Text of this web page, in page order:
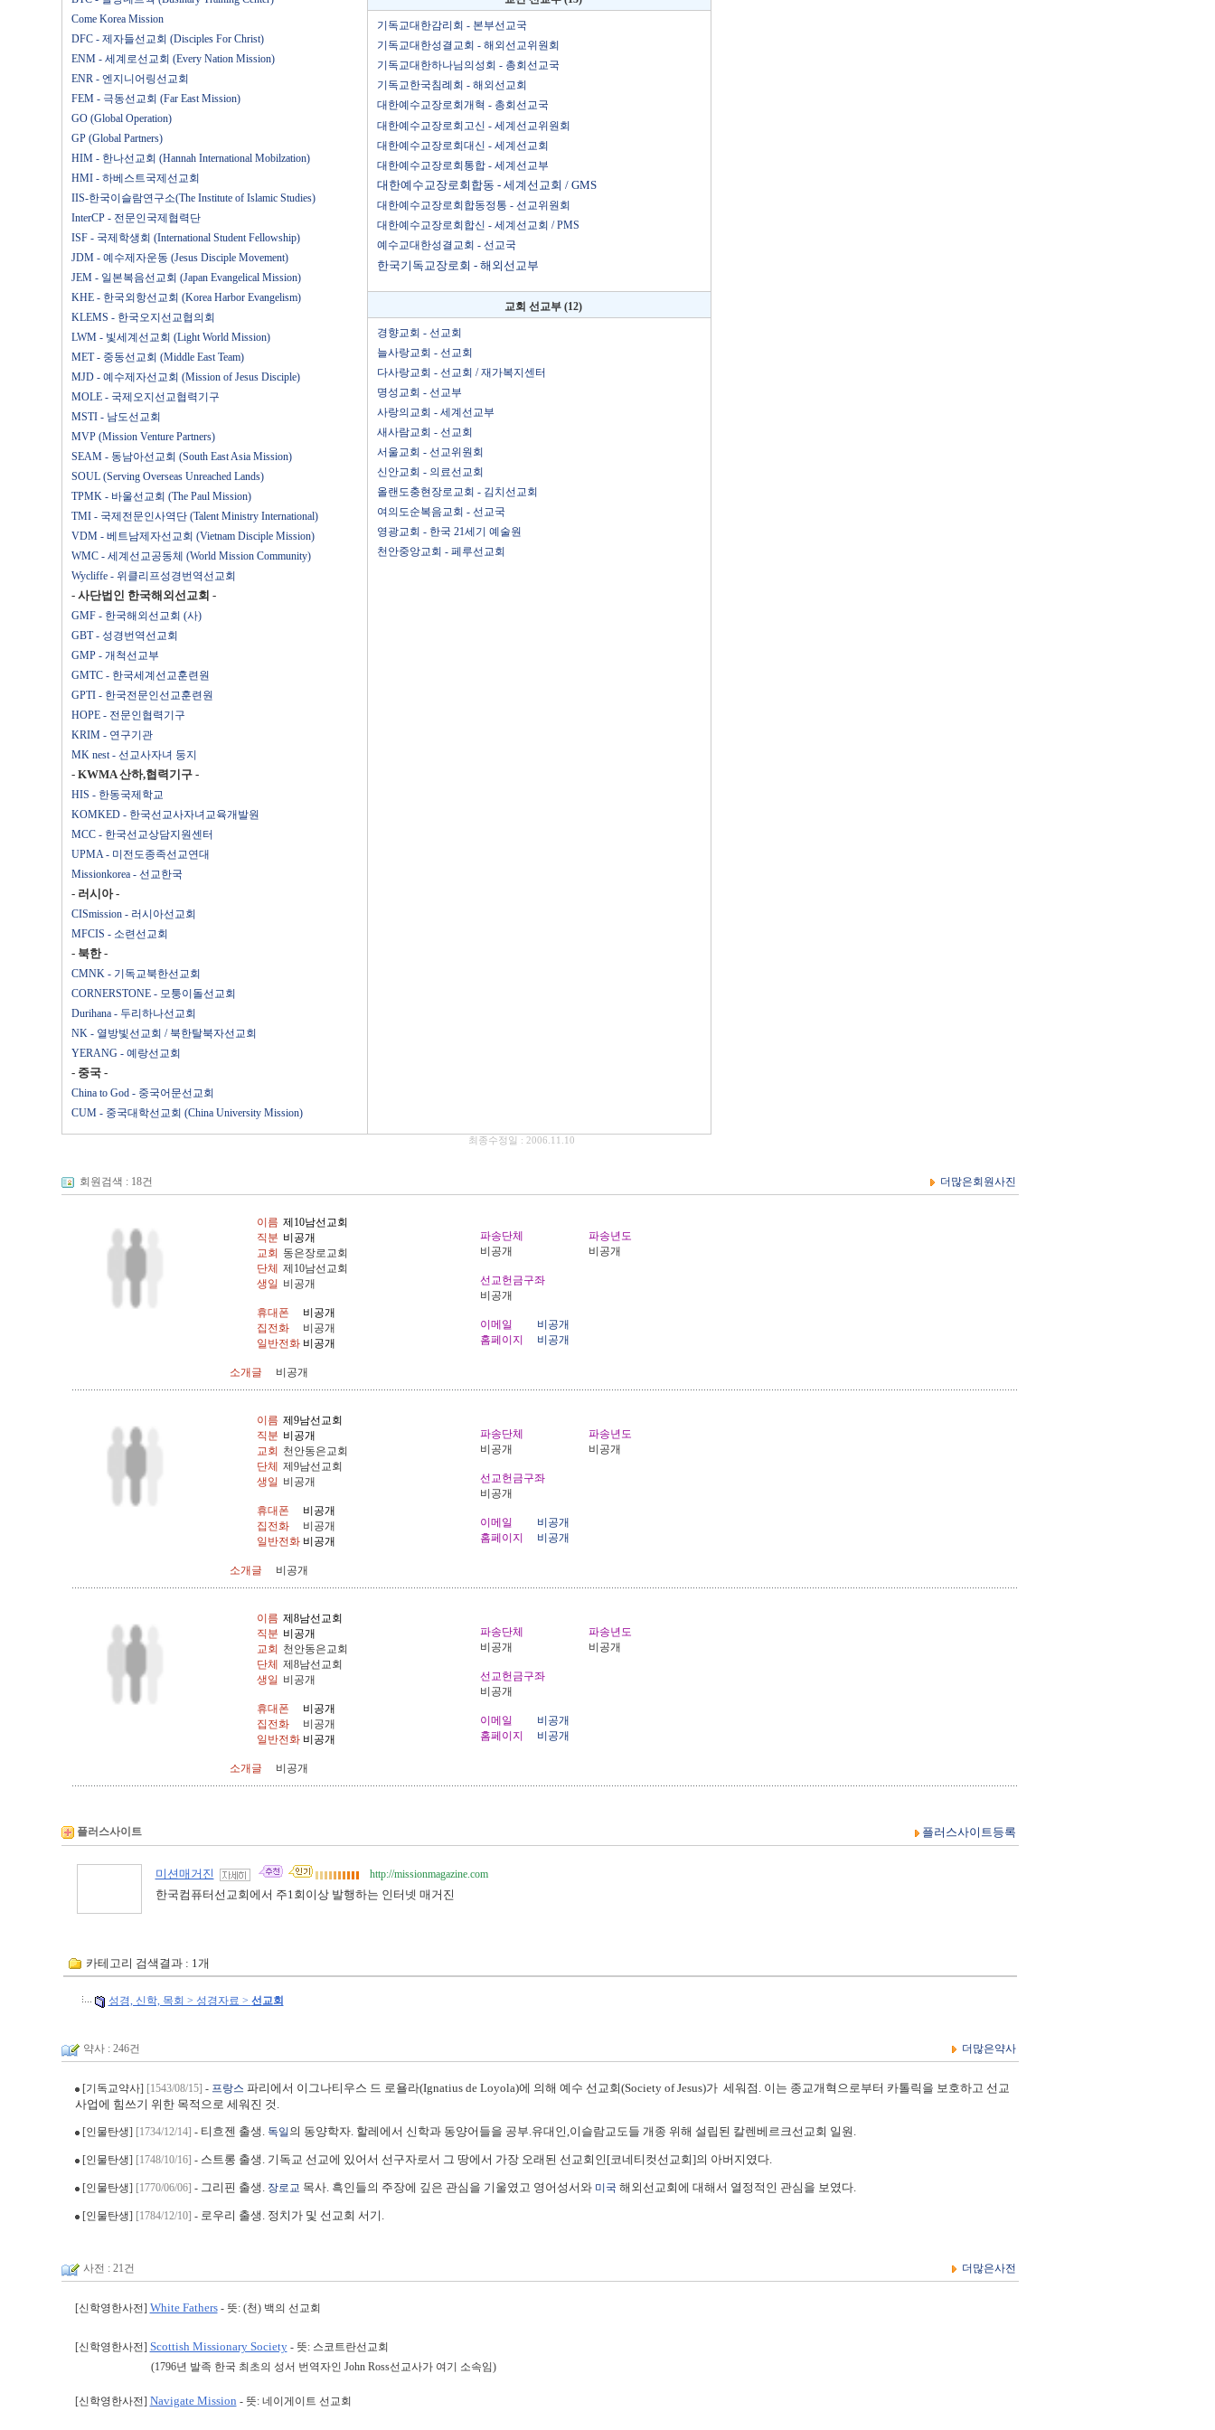
Come Korea Mission
DFC - 제자들선교회 (Disciples For Christ)
ENM - 세계로선교회 (Every Nation Mission)
ENR - 엔지니어링선교회
FEM - 극동선교회 (Far East Mission)
GO (Global Operation)
GP (Global Partners)
HIM - 한나선교회 (Hannah International Mobilzation)
HMI - 하베스트국제선교회
IIS-한국이슬람연구소(The Institute of Islamic Studies)
InterCP - 전문인국제협력단
ISF - 국제학생회 (International Student Fellowship)
JDM - 예수제자운동 (Jesus Disciple Movement)
JEM - 일본복음선교회 (Japan Evangelical Mission)
KHE - 한국외항선교회 (Korea Harbor Evangelism)
KLEMS - 한국오지선교협의회
LWM - 빛세계선교회 (Light World Mission)
MET - 중동선교회 (Middle East Team)
MJD - 예수제자선교회 (Mission of Jesus Disciple)
MOLE - 국제오지선교협력기구
MSTI - 남도선교회
MVP (Mission Venture Partners)
SEAM - 동남아선교회 (South East Asia Mission)
SOUL (Serving Overseas Unreached Lands)
TPMK - 바울선교회 (The Paul Mission)
TMI - 국제전문인사역단 (Talent Ministry International)
VDM - 베트남제자선교회 (Vietnam Disciple Mission)
WMC - 세계선교공동체 (World Mission Community)
Wycliffe - 위클리프성경번역선교회
- 사단법인 한국해외선교회 -
GMF - 한국해외선교회 (사)
GBT - 성경번역선교회
GMP - 개척선교부
GMTC - 한국세계선교훈련원
GPTI - 한국전문인선교훈련원
HOPE - 전문인협력기구
KRIM - 연구기관
MK nest - 선교사자녀 둥지
- KWMA 산하,협력기구 -
HIS - 한동국제학교
KOMKED - 한국선교사자녀교육개발원
MCC - 한국선교상담지원센터
UPMA - 미전도종족선교연대
Missionkorea - 선교한국
- 러시아 -
CISmission - 러시아선교회
MFCIS - 소련선교회
- 북한 -
CMNK - 기독교북한선교회
CORNERSTONE - 모퉁이돌선교회
Durihana - 두리하나선교회
NK - 열방빛선교회 / 북한탈북자선교회
YERANG - 예랑선교회
- 중국 -
China to God - 중국어문선교회
CUM - 중국대학선교회 (China University Mission)
기독교대한감리회 - 본부선교국
기독교대한성결교회 - 해외선교위원회
기독교대한하나님의성회 - 총회선교국
기독교한국침례회 - 해외선교회
대한예수교장로회개혁 - 총회선교국
대한예수교장로회고신 - 세계선교위원회
대한예수교장로회대신 - 세계선교회
대한예수교장로회통합 - 세계선교부
대한예수교장로회합동 - 세계선교회 / GMS
대한예수교장로회합동정통 - 선교위원회
대한예수교장로회합신 - 세계선교회 / PMS
예수교대한성결교회 - 선교국
한국기독교장로회 - 해외선교부
교회 선교부 (12)
경향교회 - 선교회
늘사랑교회 - 선교회
다사랑교회 - 선교회 / 재가복지센터
명성교회 - 선교부
사랑의교회 - 세계선교부
새사람교회 - 선교회
서울교회 - 선교위원회
신안교회 - 의료선교회
올랜도충현장로교회 - 김치선교회
여의도순복음교회 - 선교국
영광교회 - 한국 21세기 예술원
천안중앙교회 - 페루선교회
최종수정일 : 2006.11.10
회원검색 : 18건 더많은회원사진
이름 제10남선교회
직분 비공개
교회
동은장로교회
단체
제10남선교회
생일 비공개
휴대폰
비공개
집전화
비공개
일반전화 비공개
파송단체
파송년도
비공개
비공개
선교헌금구좌
비공개
이메일
비공개
홈페이지
비공개
소개글 비공개
이름 제9남선교회
직분 비공개
교회
천안동은교회
단체
제9남선교회
생일 비공개
휴대폰
비공개
집전화
비공개
일반전화 비공개
파송단체
파송년도
비공개
비공개
선교헌금구좌
비공개
이메일
비공개
홈페이지
비공개
소개글 비공개
이름 제8남선교회
직분 비공개
교회
천안동은교회
단체
제8남선교회
생일 비공개
휴대폰
비공개
집전화
비공개
일반전화 비공개
파송단체
파송년도
비공개
비공개
선교헌금구좌
비공개
이메일
비공개
홈페이지
비공개
소개글 비공개
플러스사이트 플러스사이트등록
미션매거진 http://missionmagazine.com
한국컴퓨터선교회에서 주1회이상 발행하는 인터넷 매거진
카테고리 검색결과 : 1개
성경, 신학, 목회 > 성경자료 > 선교회
약사 : 246건 더많은약사
[기독교약사] [1543/08/15] - 프랑스 파리에서 이그나티우스 드 로욜라(Ignatius de Loyola)에 의해 예수 선교회(Society of Jesus)가 세워점. 이는 종교개혁으로부터 카톨릭을 보호하고 선교
사업에 힘쓰기 위한 목적으로 세워진 것.
[인물탄생] [1734/12/14] - 티흐젠 출생. 독일 의 동양학자. 할레에서 신학과 동양어들을 공부.유대인,이슬람교도들 개종 위해 설립된 칼렌베르크선교회 일원.
[인물탄생] [1748/10/16] - 스트롱 출생. 기독교 선교에 있어서 선구자로서 그 땅에서 가장 오래된 선교회인[코네티컷선교회]의 아버지였다.
[인물탄생] [1770/06/06] - 그리핀 출생. 장로교 목사. 흑인들의 주장에 깊은 관심을 기울였고 영어성서와 미국 해외선교회에 대해서 열정적인 관심을 보였다.
[인물탄생] [1784/12/10] - 로우리 출생. 정치가 및 선교회 서기.
사전 : 21건 더많은사전
[신학영한사전] White Fathers- 뜻: (천) 백의 선교회
[신학영한사전] Scottish Missionary Society- 뜻: 스코트란선교회
(1796년 발족 한국 최초의 성서 번역자인 John Ross선교사가 여기 소속임)
[신학영한사전] Navigate Mission - 뜻: 네이게이트 선교회